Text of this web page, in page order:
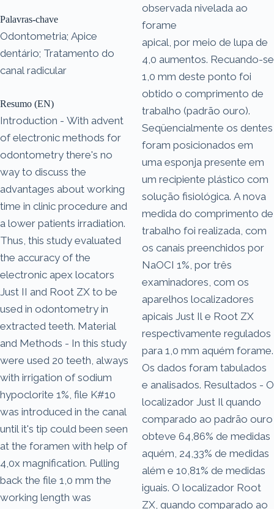
Palavras-chave
Odontometria; Apice
dentário; Tratamento do
canal radicular
Resumo (EN)
Introduction - With advent
of electronic methods for
odontometry there's no
way to discuss the
advantages about working
time in clinic procedure and
a lower patients irradiation.
Thus, this study evaluated
the accuracy of the
electronic apex locators
Just II and Root ZX to be
used in odontometry in
extracted teeth. Material
and Methods - In this study
were used 20 teeth, always
with irrigation of sodium
hypoclorite 1%, file K#10
was introduced in the canal
until it's tip could been seen
at the foramen with help of
4,0x magnification. Pulling
back the file 1,0 mm the
working length was
observada nivelada ao
forame
apical, por meio de lupa de
4,0 aumentos. Recuando-se
1,0 mm deste ponto foi
obtido o comprimento de
trabalho (padrão ouro).
Seqüencialmente os dentes
foram posicionados em
uma esponja presente em
um recipiente plástico com
solução fisiológica. A nova
medida do comprimento de
trabalho foi realizada, com
os canais preenchidos por
NaOCI 1%, por três
examinadores, com os
aparelhos localizadores
apicais Just Il e Root ZX
respectivamente regulados
para 1,0 mm aquém forame.
Os dados foram tabulados
e analisados. Resultados - O
localizador Just Il quando
comparado ao padrão ouro
obteve 64,86% de medidas
aquém, 24,33% de medidas
além e 10,81% de medidas
iguais. O localizador Root
ZX, quando comparado ao